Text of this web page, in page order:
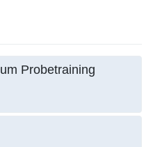
Probetraining